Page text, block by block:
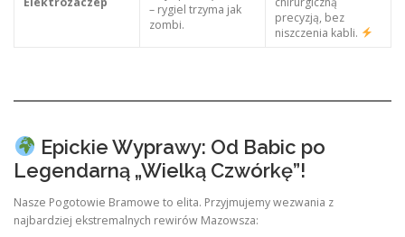
– rygiel trzyma jak
zombi.
precyzją, bez
niszczenia kabli.
Epickie Wyprawy: Od Babic po
Legendarną „Wielką Czwórkę”!
Nasze Pogotowie Bramowe to elita. Przyjmujemy wezwania z
najbardziej ekstremalnych rewirów Mazowsza: